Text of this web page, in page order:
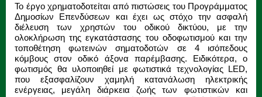
Το έργο χρηματοδοτείται από πιστώσεις του Προγράμματος
Δημοσίων Επενδύσεων και έχει ως στόχο την ασφαλή
διέλευση των χρηστών του οδικού δικτύου, με την
ολοκλήρωση της εγκατάστασης του οδοφωτισμού και την
τοποθέτηση φωτεινών σηματοδοτών σε 4 ισόπεδους
κόμβους στον οδικό άξονα παρέμβασης. Ειδικότερα, ο
φωτισμός θα υλοποιηθεί με φωτιστικά τεχνολογίας LED,
που εξασφαλίζουν χαμηλή κατανάλωση ηλεκτρικής
ενέργειας, μεγάλη διάρκεια ζωής των φωτιστικών και